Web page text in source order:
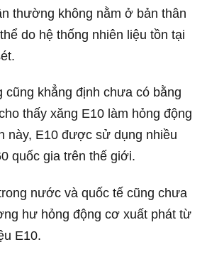
thường không nằm ở bản thân
do hệ thống nhiên liệu tồn tại
cũng khẳng định chưa có bằng
thấy xăng E10 làm hỏng động
này, E10 được sử dụng nhiều
quốc gia trên thế giới.
nước và quốc tế cũng chưa
hư hỏng động cơ xuất phát từ
E10.